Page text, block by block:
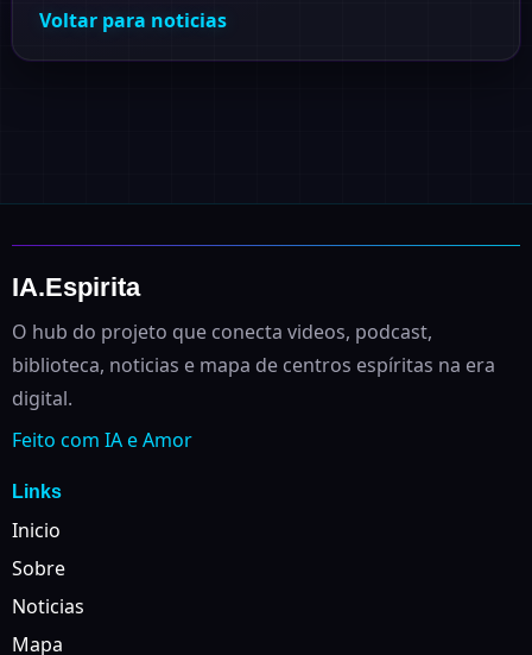
Voltar para noticias
IA.Espirita
O hub do projeto que conecta videos, podcast,
biblioteca, noticias e mapa de centros espíritas na era
digital.
Feito com IA e Amor
Links
Inicio
Sobre
Noticias
Mapa